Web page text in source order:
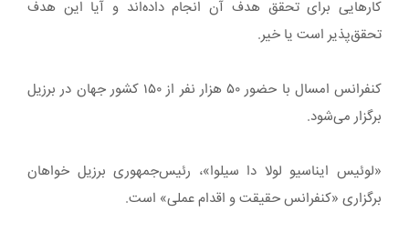
کارهایی برای تحقق هدف آن انجام داده‌اند و آیا این هدف
تحقق‌پذیر است یا خیر.
کنفرانس امسال با حضور ۵۰ هزار نفر از ۱۵۰ کشور جهان در برزیل
برگزار می‌شود.
«لوئیس ایناسیو لولا دا سیلوا»، رئیس‌جمهوری برزیل خواهان
برگزاری «کنفرانس حقیقت و اقدام عملی» است.